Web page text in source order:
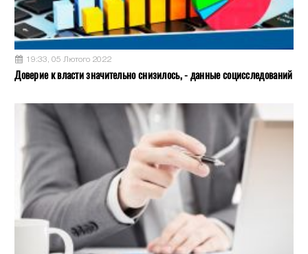
19:33, 05 Лютого 2022
Доверие к власти значительно снизилось, - данные социсследований